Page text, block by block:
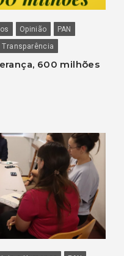
Opinião
PAN
Transparência
600 milhões